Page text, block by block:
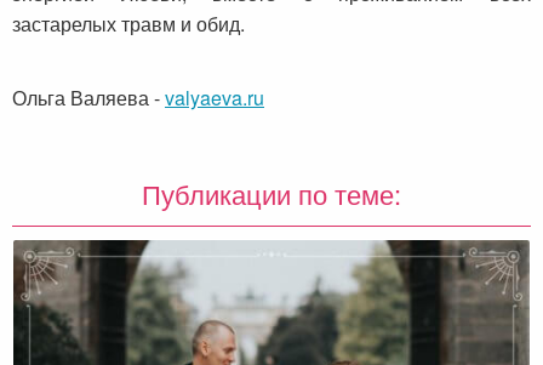
застарелых травм и обид.
Ольга Валяева-valyaeva.ru
Публикации по теме: